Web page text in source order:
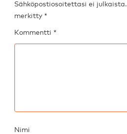
Sähköpostiosoitettasi ei julkaista.
merkitty *
Kommentti *
Nimi